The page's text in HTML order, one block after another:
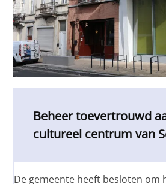
Beheer toevertrouwd
cultureel centrum van
De gemeente heeft besloten om